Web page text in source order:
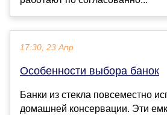
17:30, 23 Апр
Особенности выбора банок
Банки из стекла повсеместно
домашней консервации. Эти